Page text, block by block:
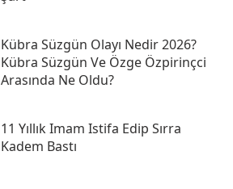
Kübra Süzgün Olayı Nedir 2026?
Kübra Süzgün Ve Özge Özpirinçci
Arasında Ne Oldu?
11 Yıllık Imam Istifa Edip Sırra
Kadem Bastı